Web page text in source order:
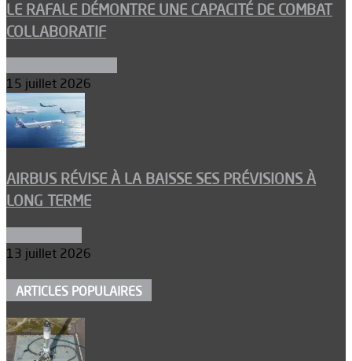
LE RAFALE DÉMONTRE UNE CAPACITÉ DE COMBAT
COLLABORATIF
15 juillet 2026
AIRBUS RÉVISE À LA BAISSE SES PRÉVISIONS À
LONG TERME
13 juillet 2026
ARTICLES POPULAIRES